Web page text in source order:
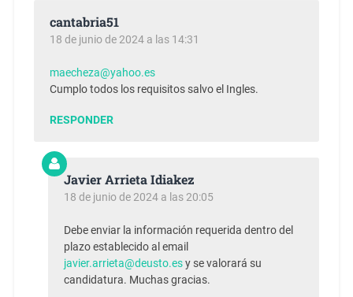
cantabria51
18 de junio de 2024 a las 14:31
maecheza@yahoo.es
Cumplo todos los requisitos salvo el Ingles.
RESPONDER
Javier Arrieta Idiakez
18 de junio de 2024 a las 20:05
Debe enviar la información requerida dentro del
plazo establecido al email
javier.arrieta@deusto.esy se valorará su
candidatura. Muchas gracias.